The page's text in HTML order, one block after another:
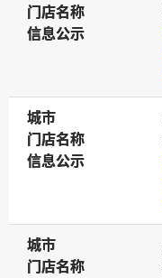
门店名称
门店名称
信息公示
信息公示
城市
城市
门店名称
门店名称
信息公示
信息公示
城市
城市
门店名称
门店名称